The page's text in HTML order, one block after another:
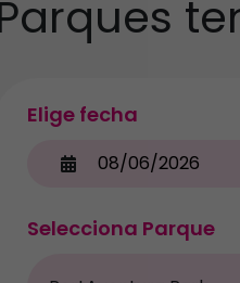
Elige fecha
Selecciona Parque